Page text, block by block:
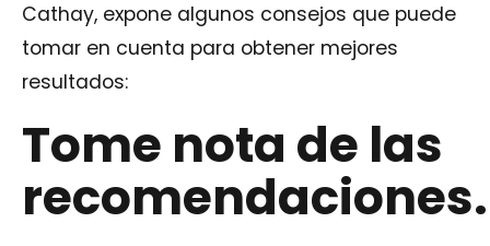
Cathay, expone algunos consejos que puede
tomar en cuenta para obtener mejores
resultados:
Tome nota de las
recomendaciones.